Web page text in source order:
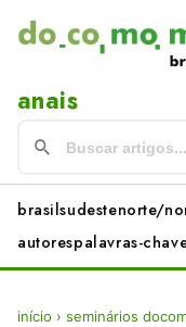
anais
brasilsudestenorte/
autorespalavras-
início › seminários